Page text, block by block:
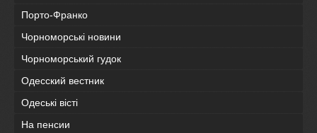
Порто-Франко
Чорноморські новини
Чорноморський гудок
Одесский вестник
Одеськi вiстi
На пенсии